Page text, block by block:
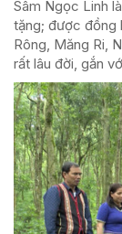
Sâm Ngọc Linh
tặng; được đồng
Rông, Măng Ri,
rất lâu đời, gắn